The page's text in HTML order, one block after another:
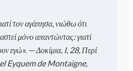
τον αγάπησα, νιώθω ότι
μόνο απαντώντας: γιατί
εγώ». — Δοκίμια, I, 28, Περί
Eyquem de Montaigne,